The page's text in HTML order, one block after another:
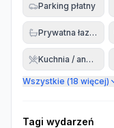
Parking płatny
Prywatna łazienka
Kuchnia / aneks
Wszystkie (18 więcej)
Tagi wydarzeń